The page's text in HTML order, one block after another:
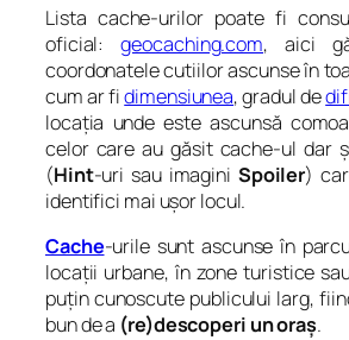
Lista cache-urilor poate fi
oficial:geocaching.com, aici
coordonatele cutiilor ascunse în
cum ar fidimensiunea, gradul de
locația unde este ascunsă
celor care au găsit cache-ul dar
(Hint-uri sau imagini Spoiler)
identifici mai ușor locul.
Cache-urile sunt ascunse în
locații urbane, în zone turistice
puțin cunoscute publicului larg,
bun de a (re)descoperi un oraș.